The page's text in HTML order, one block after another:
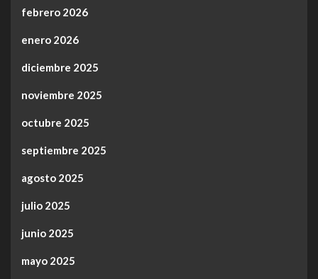
febrero 2026
enero 2026
diciembre 2025
noviembre 2025
octubre 2025
septiembre 2025
agosto 2025
julio 2025
junio 2025
mayo 2025